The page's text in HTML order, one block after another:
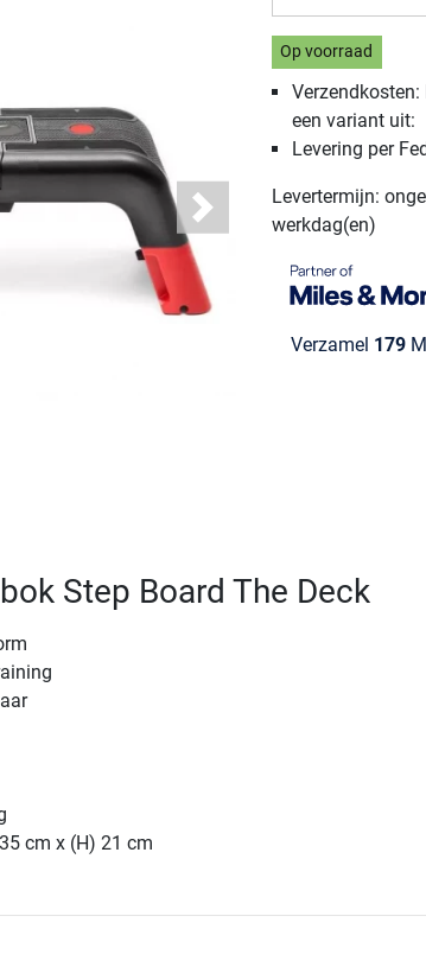
Next
Op voorraad
Verzendkosten:
een variant uit:
Levering per
Levertermijn:
werkdag(en)
Verzamel 179
Step Board The Deck
cm x (H) 21 cm